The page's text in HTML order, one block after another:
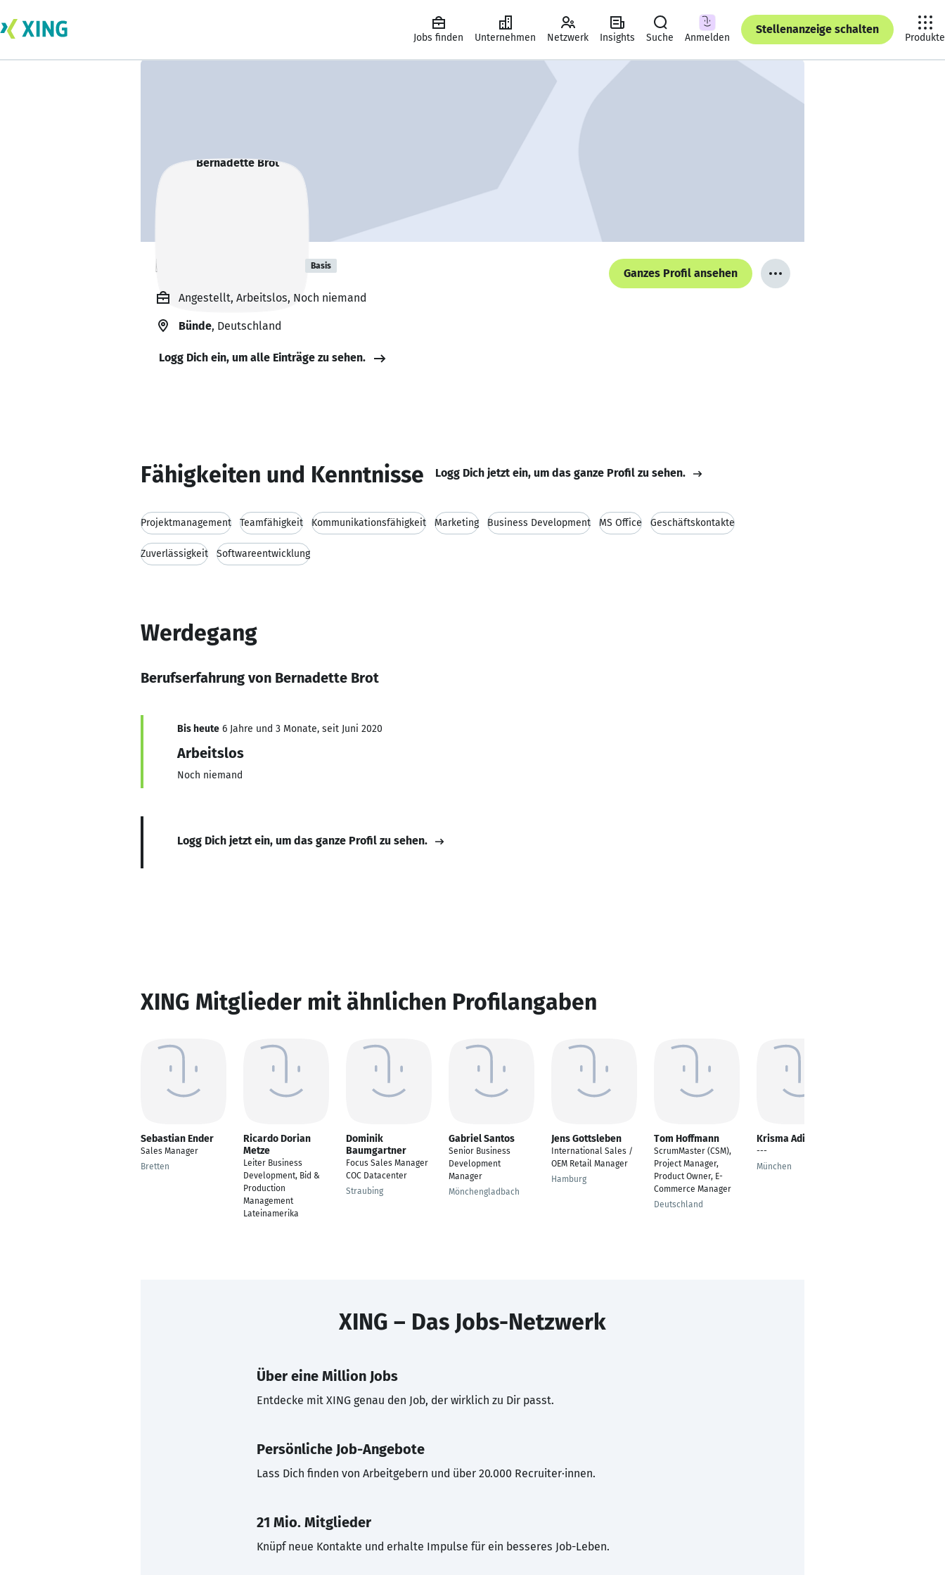
Jobs finden Unternehmen Netzwerk Insights Suche Anmelden
Stellenanzeige schalten
Produkte
Bernadette Brot Basis
Ganzes Profil ansehen
Angestellt, Arbeitslos, Noch niemand
Bünde, Deutschland
Logg Dich ein, um alle Einträge zu sehen.
Fähigkeiten und Kenntnisse Logg Dich jetzt ein, um das ganze Profil zu sehen.
Projektmanagement Teamfähigkeit Kommunikationsfähigkeit Marketing Business Development MS Office Geschäftskontakte
Zuverlässigkeit Softwareentwicklung
Werdegang
Berufserfahrung von Bernadette Brot
Bis heute 6 Jahre und 3 Monate, seit Juni 2020
Arbeitslos
Noch niemand
Logg Dich jetzt ein, um das ganze Profil zu sehen.
XING Mitglieder mit ähnlichen Profilangaben
Sebastian Ender
Sales Manager
Bretten
Ricardo Dorian
Metze
Leiter Business
Development, Bid &
Production
Management
Lateinamerika
Dominik
Baumgartner
Focus Sales Manager
COC Datacenter
Straubing
Gabriel Santos
Senior Business
Development
Manager
Mönchengladbach
Jens Gottsleben
International Sales /
OEM Retail Manager
Hamburg
Tom Hoffmann
ScrumMaster (CSM),
Project Manager,
Product Owner, E-
Commerce Manager
Deutschland
Krisma Adiwibawa
---
München
XING – Das Jobs-Netzwerk
Über eine Million Jobs
Entdecke mit XING genau den Job, der wirklich zu Dir passt.
Persönliche Job-Angebote
Lass Dich finden von Arbeitgebern und über 20.000 Recruiter·innen.
21 Mio. Mitglieder
Knüpf neue Kontakte und erhalte Impulse für ein besseres Job-Leben.